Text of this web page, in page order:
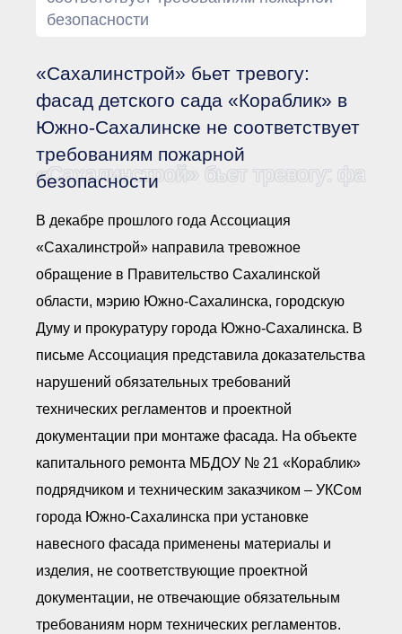
● Сбор предложений во
внутренние документы
Финансовая отчетность
Компенсационный фонд
Реестры Ассоциации
Ассоциации
Ассоциации,
строительный контроль
● Реестр членов
работодателей
Ассоциации —
● Реестр членов
Ассоциации — технических
заказчиков
● Реестр членов
ООТСУО
● Реестр членов СРО
имеющих строительные
Политика информационной
Орган надзора
Охрана труда
безопасности
«Сахалинстрой» бьет тревогу:
фасад детского сада «Кораблик» в
Южно-Сахалинске не соответствует
требованиям пожарной
безопасности
«Сахалинстрой» бьет тревогу:
В декабре прошлого года Ассоциация
«Сахалинстрой» направила тревожное
обращение в Правительство Сахалинской
области, мэрию Южно-Сахалинска, городскую
Думу и прокуратуру города Южно-Сахалинска. В
письме Ассоциация представила доказательства
нарушений обязательных требований
технических регламентов и проектной
документации при монтаже фасада. На объекте
капитального ремонта МБДОУ № 21 «Кораблик»
подрядчиком и техническим заказчиком – УКСом
города Южно-Сахалинска при установке
навесного фасада применены материалы и
изделия, не соответствующие проектной
документации, не отвечающие обязательным
требованиям норм технических регламентов.